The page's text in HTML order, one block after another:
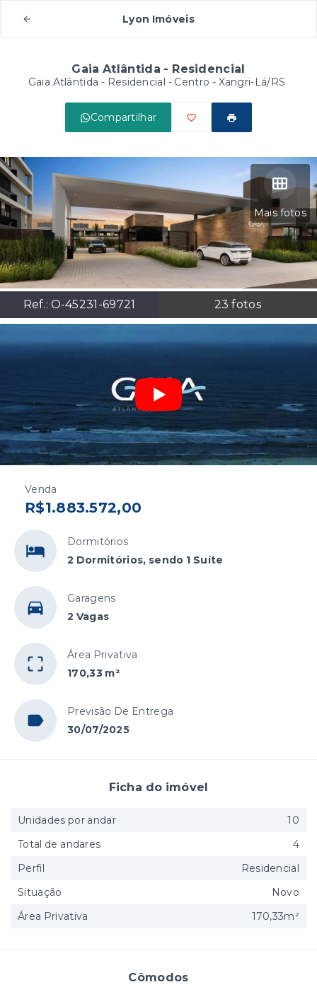
Lyon Imóveis
Gaia Atlântida - Residencial
Gaia Atlântida - Residencial - Centro - Xangri-Lá/RS
Compartilhar
Mais fotos
Ref.: O-45231-69721 23 fotos
Venda
R$1.883.572,00
Dormitórios
2 Dormitórios, sendo 1 Suíte
Garagens
2 Vagas
Área Privativa
170,33 m²
Previsão De Entrega
30/07/2025
Cômodos
Ficha do imóvel
Unidades por andar
10
Total de andares
4
Perfil
Residencial
Situação
Novo
Área Privativa
170,33m²